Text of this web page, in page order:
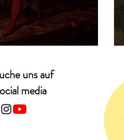
– Stańczyk
uns auf
media